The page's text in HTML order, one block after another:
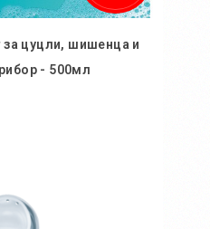
за цуцли, шишенца и
- 500мл